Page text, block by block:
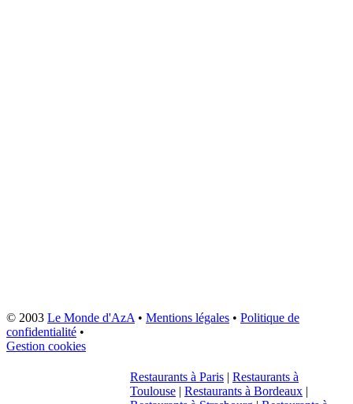
© 2003 Le Monde d'AzA• Mentions légales • Politique de
confidentialité •
Gestion cookies
Restaurants à Paris | Restaurants à
Toulouse | Restaurants à Bordeaux |